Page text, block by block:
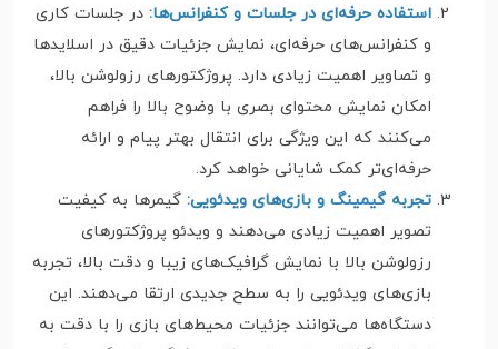
استفاده حرفه‌ای در جلسات و کنفرانس‌ها: در جلسات کاری
و کنفرانس‌های حرفه‌ای، نمایش جزئیات دقیق در اسلایدها
و تصاویر اهمیت زیادی دارد. پروژکتورهای رزولوشن بالا،
امکان نمایش محتوای بصری با وضوح بالا را فراهم
می‌کنند که این ویژگی برای انتقال بهتر پیام و ارائه
حرفه‌ای‌تر کمک شایانی خواهد کرد.
تجربه گیمینگ و بازی‌های ویدئویی: گیمرها به کیفیت
تصویر اهمیت زیادی می‌دهند و ویدئو پروژکتورهای
رزولوشن بالا با نمایش گرافیک‌های زیبا و دقت بالا، تجربه
بازی‌های ویدئویی را به سطح جدیدی ارتقا می‌دهند. این
دستگاه‌ها می‌توانند جزئیات محیط‌های بازی را با دقت به